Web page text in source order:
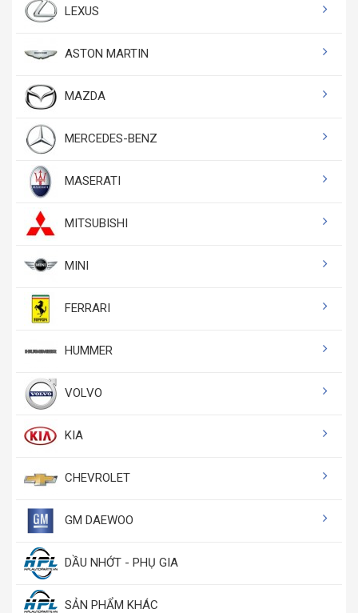
LEXUS
ASTON MARTIN
MAZDA
MERCEDES-BENZ
MASERATI
MITSUBISHI
MINI
FERRARI
HUMMER
VOLVO
KIA
CHEVROLET
GM DAEWOO
DẦU NHỚT - PHỤ GIA
SẢN PHẨM KHÁC